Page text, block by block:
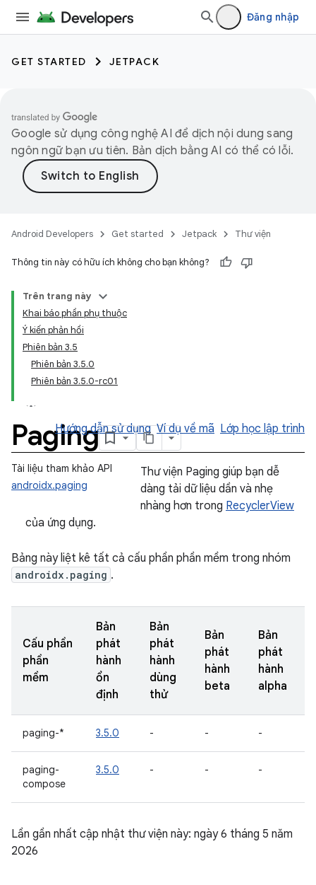
Đăng nhập
GET STARTED JETPACK
Google sử dụng công nghệ AI để dịch nội dung sang
ngôn ngữ bạn ưu tiên. Bản dịch bằng AI có thể có lỗi.
Android Developers Get started Jetpack Thư viện
Thông tin này có hữu ích không cho bạn không?
Trên trang này
Khai báo phần phụ thuộc
Ý kiến phản hồi
Phiên bản 3.5
Phiên bản 3.5.0
Phiên bản 3.5.0-rc01
PagingHướng dẫn sử dụng Ví dụ về mã Lớp học lập trình
Tài liệu tham khảo API
androidx.paging
Thư viện Paging giúp bạn dễ
dàng tải dữ liệu dần và nhẹ
nhàng hơn trong RecyclerView
của ứng dụng.
Bảng này liệt kê tất cả cấu phần phần mềm trong nhóm
androidx.paging .
Cấu phần
phần
mềm
Bản
phát
hành
ổn
định
Bản
phát
hành
dùng
thử
Bản
phát
hành
beta
Bản
phát
hành
alpha
paging-* 3.5.0 - - -
paging-
compose
3.5.0 - - -
Lần gần nhất cập nhật thư viện này: ngày 6 tháng 5 năm
2026